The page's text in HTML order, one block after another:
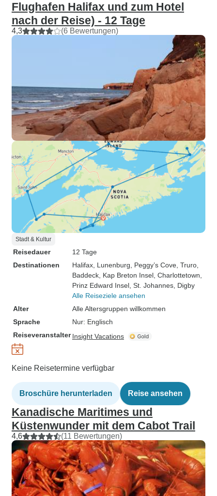
Flughafen Halifax und zum Hotel
nach der Reise) - 12 Tage
4,3 (6 Bewertungen)
Stadt & Kultur
Reisedauer
12 Tage
Destinationen
Halifax , Lunenburg , Peggy’s Cove , Truro
Baddeck , Kap Breton Insel , Charlottetown
Prinz Edward Insel , St. Johannes , Digby
Alle Reiseziele ansehen
Alter
Alle Altersgruppen willkommen
Sprache
Nur: Englisch
Reiseveranstalter Insight Vacations
Keine Reisetermine verfügbar
Broschüre herunterladen Reise ansehen
Kanadische Maritimes und
Küstenwunder mit dem Cabot Trail
4,6 (11 Bewertungen)